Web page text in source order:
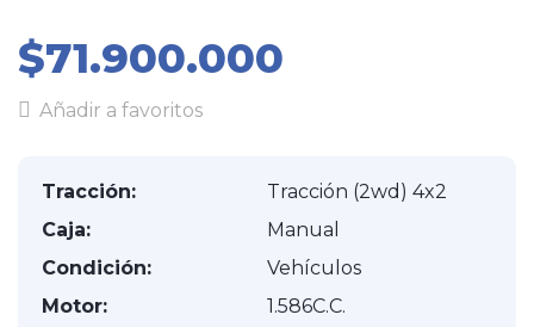
$71.900.000
Añadir a favoritos
Tracción:
Tracción (2wd) 4x2
Caja:
Manual
Condición:
Vehículos
Motor:
1.586C.C.